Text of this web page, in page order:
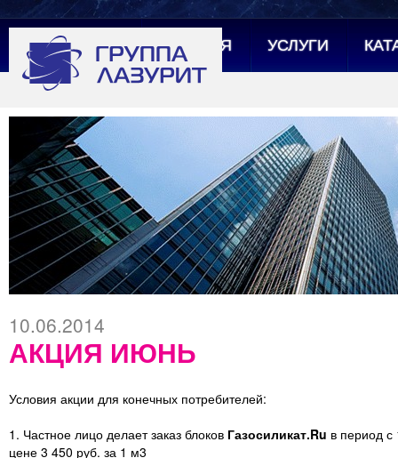
ГЛАВНАЯ УСЛУГИ
10.06.2014
АКЦИЯ ИЮНЬ
Условия акции для конечных потребителей:
1. Частное лицо делает заказ блоков Газосиликат.Ru в период
цене 3 450 руб. за 1 м3